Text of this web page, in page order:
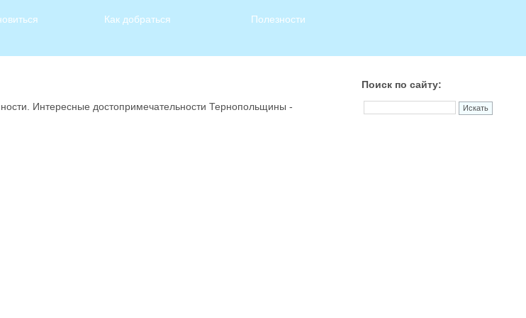
Как добраться Полезности
Интересные достопримечательности Тернопольщины -
Поиск по сайту: